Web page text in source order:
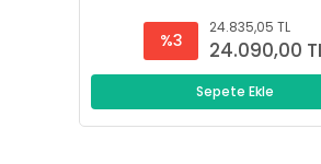
%3
24.835,05 TL
24.090,00
Sepete Ekle